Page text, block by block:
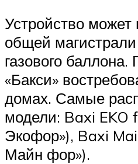
Устройство может
общей магистрали
газового баллона.
«Бакси»
домах. Самые
модели: Baxi EKO
Экофор»), Baxi
Майн фор»).